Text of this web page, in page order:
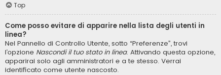
Top
Come posso evitare di apparire nella lista degli utenti in
linea?
Nel Pannello di Controllo Utente, sotto “Preferenze”, trovi
l’opzione Nascondi il tuo stato in linea. Attivando questa opzione,
apparirai solo agli amministratori e a te stesso. Verrai
identificato come utente nascosto.